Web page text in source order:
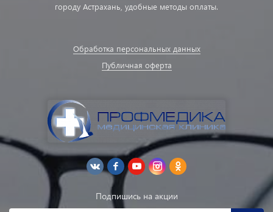
городу Астрахань, удобные методы оплаты.
Обработка персональных данных
Публичная оферта
Подпишись на акции